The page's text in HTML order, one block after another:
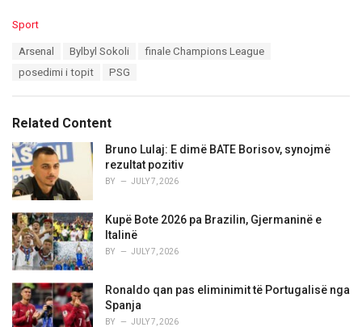
C
i
e
s
:
Sport
Arsenal Bylbyl Sokoli
finale Champions League
posedimi i topit
PSG
Related Content
Bruno Lulaj: E dimë BATE Borisov, synojmë
rezultat pozitiv
BY JULY 7, 2026
Kupë Bote 2026 pa Brazilin, Gjermaninë e
Italinë
BY JULY 7, 2026
Ronaldo qan pas eliminimit të Portugalisë nga
Spanja
BY JULY 7, 2026